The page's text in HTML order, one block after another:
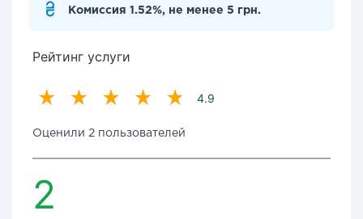
Комиссия 1.52%, не менее 5 грн.
Рейтинг услуги
4.9
Оценили 2 пользователей
2